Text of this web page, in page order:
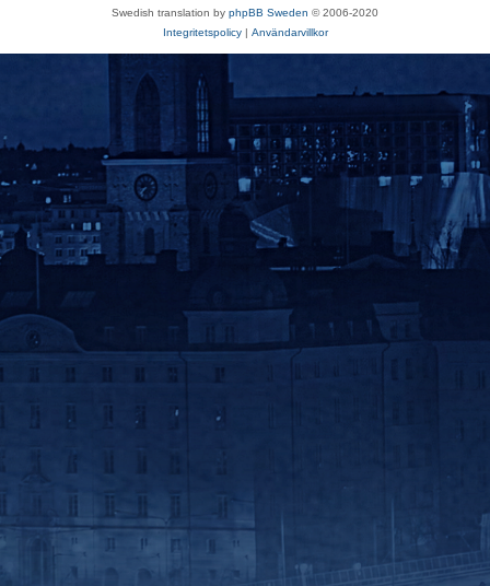
Swedish translation by phpBB Sweden © 2006-2020
Integritetspolicy| Användarvillkor